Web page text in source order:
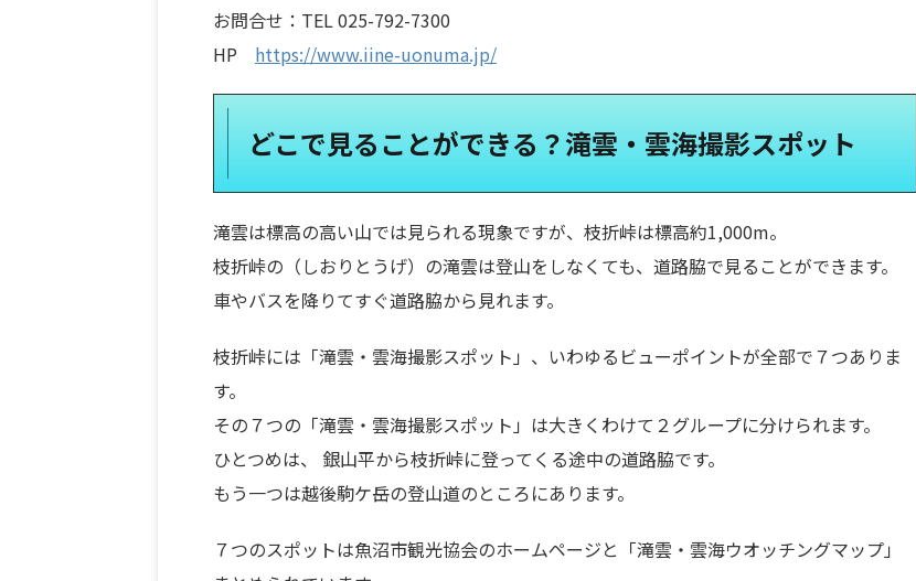
お問合せ：TEL 025-792-7300
HP https://www.iine-uonuma.jp/
どこで見ることができる？滝雲・雲海撮影スポット
滝雲は標高の高い山では見られる現象ですが、枝折峠は標高約1,000m。
枝折峠の（しおりとうげ）の滝雲は登山をしなくても、道路脇で見ることができます。
車やバスを降りてすぐ道路脇から見れます。
枝折峠には「滝雲・雲海撮影スポット」、いわゆるビューポイントが全部で７つありま
す。
その７つの「滝雲・雲海撮影スポット」は大きくわけて２グループに分けられます。
ひとつめは、 銀山平から枝折峠に登ってくる途中の道路脇です。
もう一つは越後駒ケ岳の登山道のところにあります。
７つのスポットは魚沼市観光協会のホームページと「滝雲・雲海ウオッチングマップ」